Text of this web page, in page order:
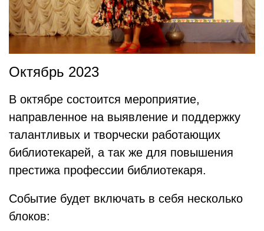
Октябрь 2023
В октябре состоится мероприятие,
направленное на выявление и поддержку
талантливых и творчески работающих
библиотекарей, а так же для повышения
престижа профессии библиотекаря.
Событие будет включать в себя несколько
блоков: